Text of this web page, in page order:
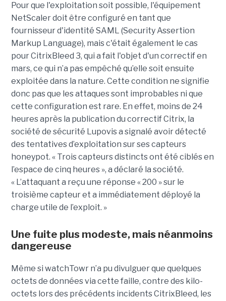
Pour que l'exploitation soit possible, l'équipement
NetScaler doit être configuré en tant que
fournisseur d'identité SAML (Security Assertion
Markup Language), mais c'était également le cas
pour CitrixBleed 3, qui a fait l'objet d'un correctif en
mars, ce qui n’a pas empêché qu’elle soit ensuite
exploitée dans la nature. Cette condition ne signifie
donc pas que les attaques sont improbables ni que
cette configuration est rare. En effet, moins de 24
heures après la publication du correctif Citrix, la
société de sécurité Lupovis a signalé avoir détecté
des tentatives d’exploitation sur ses capteurs
honeypot. « Trois capteurs distincts ont été ciblés en
l’espace de cinq heures », a déclaré la société.
« L’attaquant a reçu une réponse « 200 » sur le
troisième capteur et a immédiatement déployé la
charge utile de l’exploit. »
Une fuite plus modeste, mais néanmoins
dangereuse
Même si watchTowr n’a pu divulguer que quelques
octets de données via cette faille, contre des kilo-
octets lors des précédents incidents CitrixBleed, les